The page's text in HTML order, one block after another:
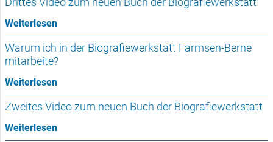
Weiterlesen
Warum ich in der Biografiewerkstatt Farmsen-Berne
mitarbeite?
Weiterlesen
Zweites Video zum neuen Buch der Biografiewerkstatt
Weiterlesen